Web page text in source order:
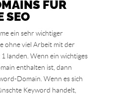
FÜR
SEO
ein sehr wichtiger
ohne viel Arbeit mit der
landen. Wenn ein wichtiges
enthalten ist, dann
Domain. Wenn es sich
Keyword handelt,